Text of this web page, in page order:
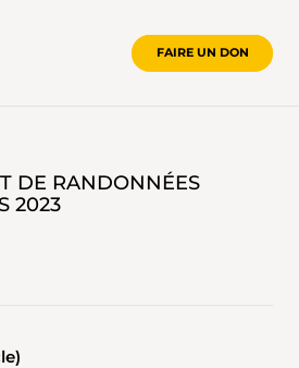
FAIRE UN DON
DE RANDONNÉES
2023